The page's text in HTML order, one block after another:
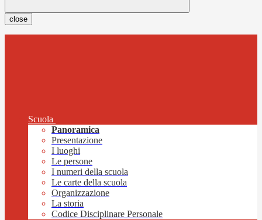
close
Scuola
Panoramica
Presentazione
I luoghi
Le persone
I numeri della scuola
Le carte della scuola
Organizzazione
La storia
Codice Disciplinare Personale